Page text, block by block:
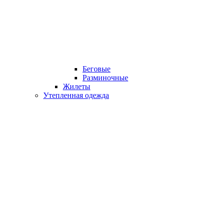
Беговые
Разминочные
Жилеты
Утепленная одежда